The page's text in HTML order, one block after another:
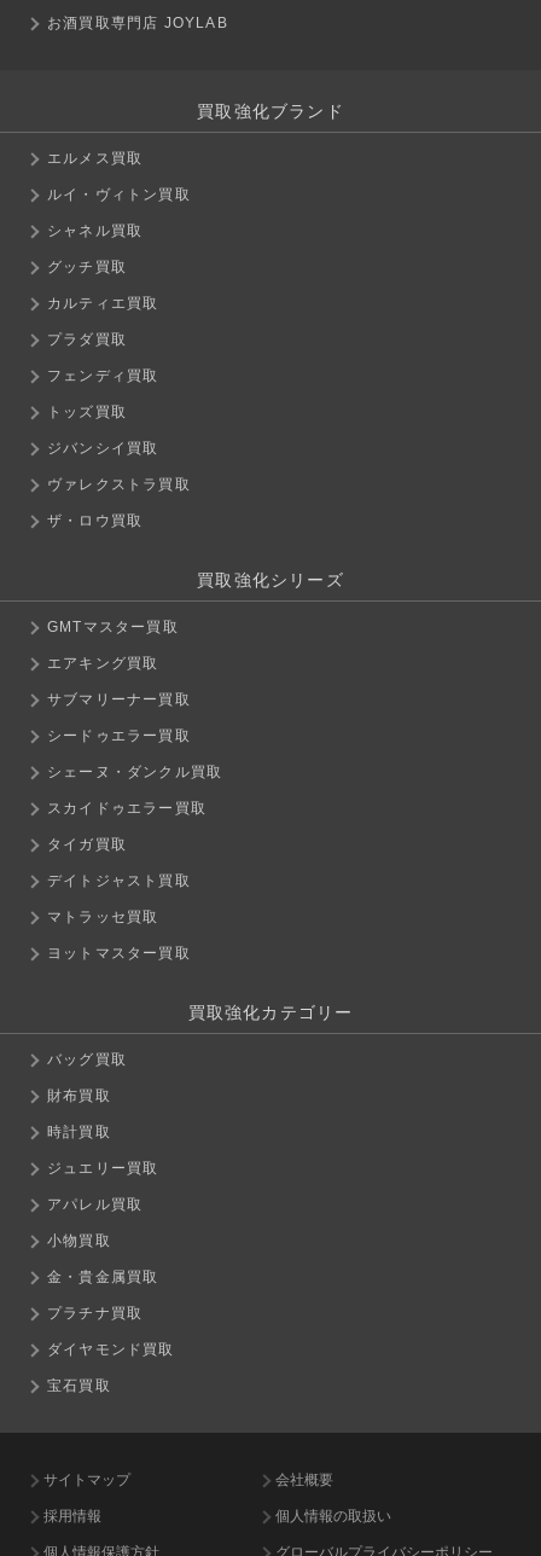
お酒買取専門店 JOYLAB
買取強化ブランド
エルメス買取
ルイ・ヴィトン買取
シャネル買取
グッチ買取
カルティエ買取
プラダ買取
フェンディ買取
トッズ買取
ジバンシイ買取
ヴァレクストラ買取
ザ・ロウ買取
買取強化シリーズ
GMTマスター買取
エアキング買取
サブマリーナー買取
シードゥエラー買取
シェーヌ・ダンクル買取
スカイドゥエラー買取
タイガ買取
デイトジャスト買取
マトラッセ買取
ヨットマスター買取
買取強化カテゴリー
バッグ買取
財布買取
時計買取
ジュエリー買取
アパレル買取
小物買取
金・貴金属買取
プラチナ買取
ダイヤモンド買取
宝石買取
サイトマップ 会社概要
採用情報 個人情報の取扱い
個人情報保護方針 グローバルプライバシーポリシー